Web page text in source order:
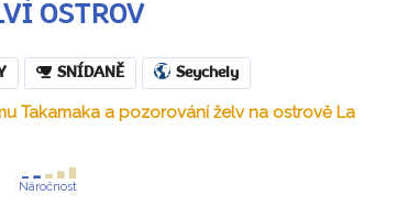
OSTROV
SNÍDANĚ Seychely
Takamaka a pozorování želv na ostrově La
Náročnost